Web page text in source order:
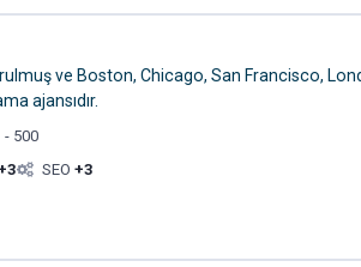
ve Boston, Chicago, San Francisco,
ajansıdır.
- 500
SEO+3